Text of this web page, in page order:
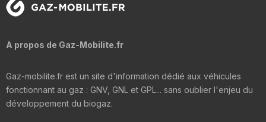
A propos de Gaz-Mobilite.fr
Gaz-mobilite.fr est un site d'information dédié aux véhicules
fonctionnant au gaz : GNV, GNL et GPL... sans oublier l'enjeu du
développement du biogaz.